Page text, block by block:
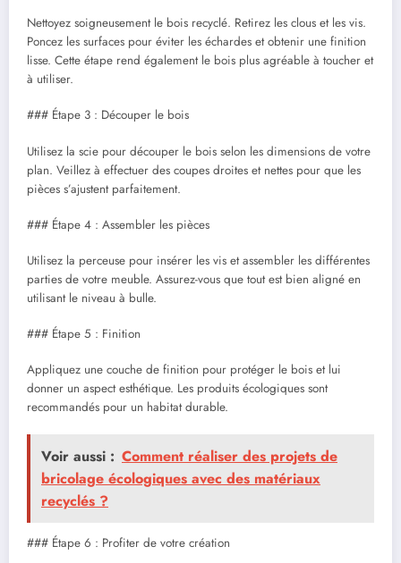
Nettoyez soigneusement le bois recyclé. Retirez les clous et les vis.
Poncez les surfaces pour éviter les échardes et obtenir une finition
lisse. Cette étape rend également le bois plus agréable à toucher et
à utiliser.
### Étape 3 : Découper le bois
Utilisez la scie pour découper le bois selon les dimensions de votre
plan. Veillez à effectuer des coupes droites et nettes pour que les
pièces s’ajustent parfaitement.
### Étape 4 : Assembler les pièces
Utilisez la perceuse pour insérer les vis et assembler les différentes
parties de votre meuble. Assurez-vous que tout est bien aligné en
utilisant le niveau à bulle.
### Étape 5 : Finition
Appliquez une couche de finition pour protéger le bois et lui
donner un aspect esthétique. Les produits écologiques sont
recommandés pour un habitat durable.
Voir aussi : Comment réaliser des projets de
bricolage écologiques avec des matériaux
recyclés ?
### Étape 6 : Profiter de votre création